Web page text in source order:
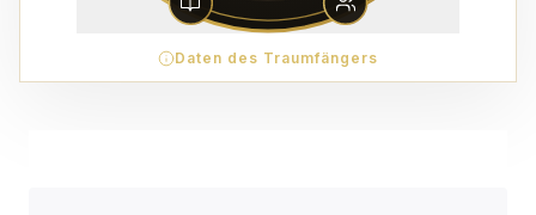
Daten des Traumfängers